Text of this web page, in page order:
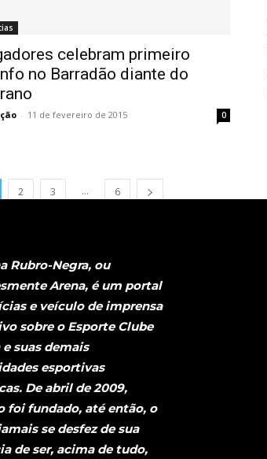
celebram primeiro
no Barradão diante do
- 11 de fevereiro de 2015 0
2 3 ... 6
Rubro-Negra, ou
Arena, é um portal
e veículo de imprensa
sobre o Esporte Clube
suas demais
esportivas
De abril de 2009,
foi fundado, até então, o
se desfez de sua
de ser, acima de tudo,